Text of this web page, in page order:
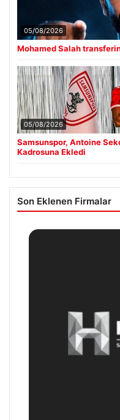
05/08/2026
Mohamed Salah
05/08/2026
Samsunspor, Antoine
Kadrosuna Ekledi
Son Eklenen Firmalar